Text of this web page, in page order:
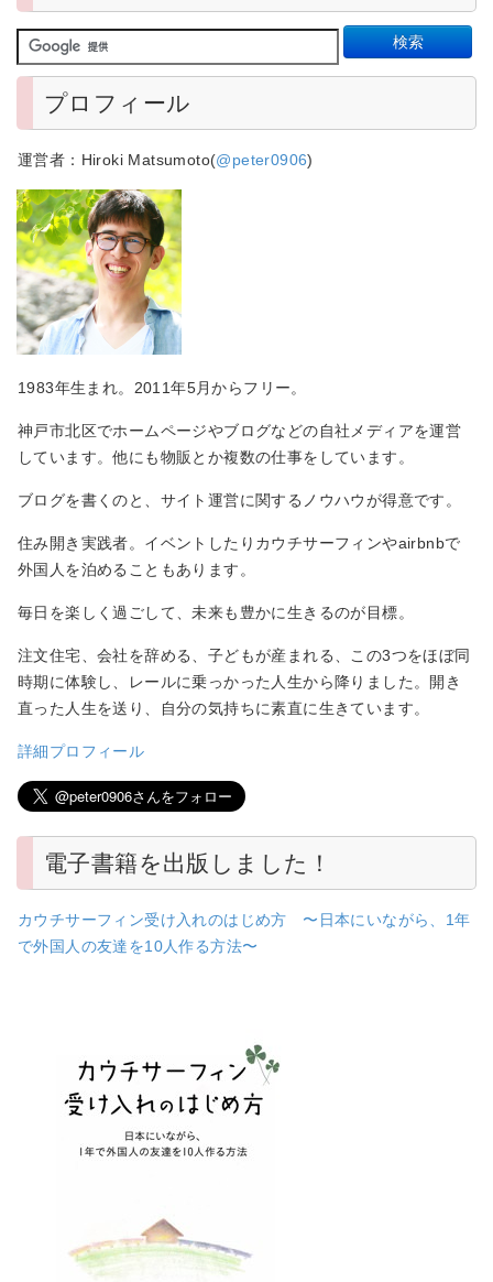
プロフィール
運営者：Hiroki Matsumoto(@peter0906)
1983年生まれ。2011年5月からフリー。
神戸市北区でホームページやブログなどの自社メディアを運営
しています。他にも物販とか複数の仕事をしています。
ブログを書くのと、サイト運営に関するノウハウが得意です。
住み開き実践者。イベントしたりカウチサーフィンやairbnbで
外国人を泊めることもあります。
毎日を楽しく過ごして、未来も豊かに生きるのが目標。
注文住宅、会社を辞める、子どもが産まれる、この3つをほぼ同
時期に体験し、レールに乗っかった人生から降りました。開き
直った人生を送り、自分の気持ちに素直に生きています。
詳細プロフィール
電子書籍を出版しました！
カウチサーフィン受け入れのはじめ方 〜日本にいながら、1年
で外国人の友達を10人作る方法〜